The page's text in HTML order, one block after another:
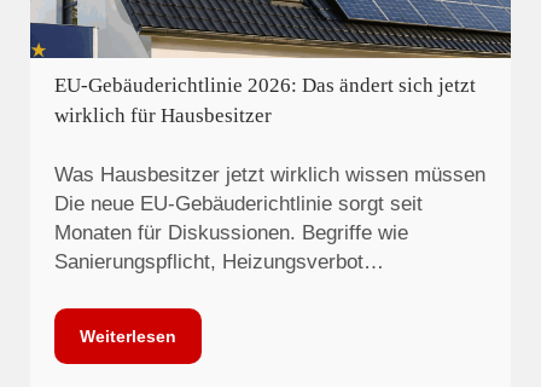
EU-Gebäuderichtlinie 2026: Das ändert sich jetzt
wirklich für Hausbesitzer
Was Hausbesitzer jetzt wirklich wissen müssen
Die neue EU-Gebäuderichtlinie sorgt seit
Monaten für Diskussionen. Begriffe wie
Sanierungspflicht, Heizungsverbot…
Weiterlesen